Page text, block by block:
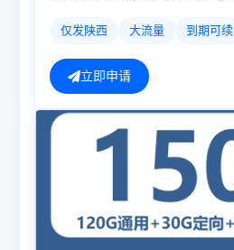
仅发陕西 大流量 到期可续
立即申请